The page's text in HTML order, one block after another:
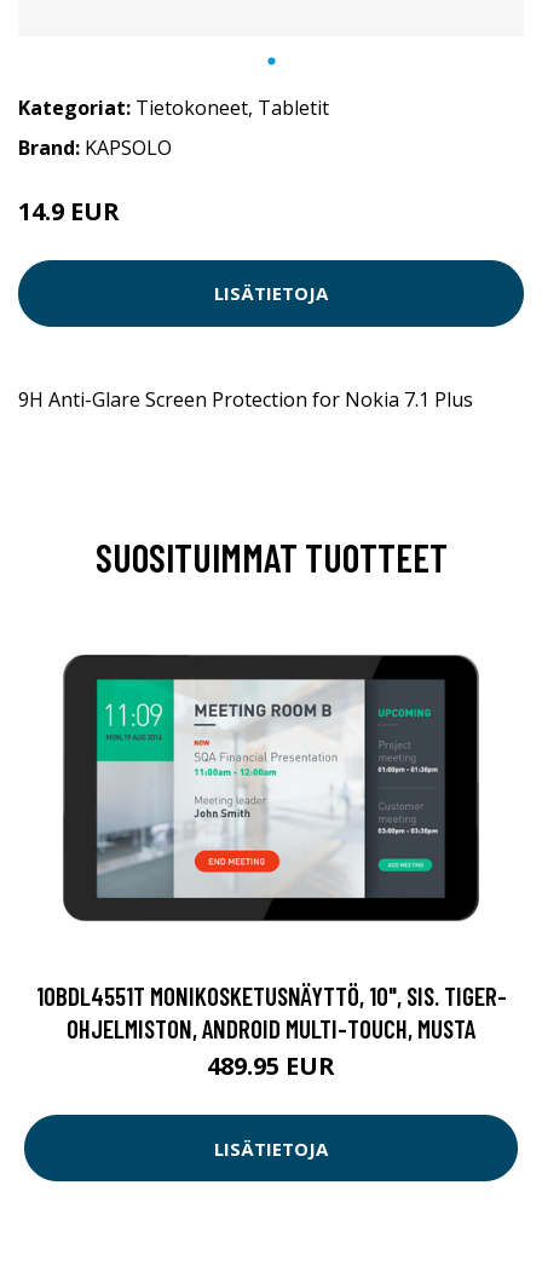
Kategoriat: Tietokoneet, Tabletit
Brand: KAPSOLO
14.9 EUR
LISÄTIETOJA
9H Anti-Glare Screen Protection for Nokia 7.1 Plus
SUOSITUIMMAT TUOTTEET
10BDL4551T MONIKOSKETUSNÄYTTÖ, 10", SIS. TIGER-
OHJELMISTON, ANDROID MULTI-TOUCH, MUSTA
489.95 EUR
LISÄTIETOJA